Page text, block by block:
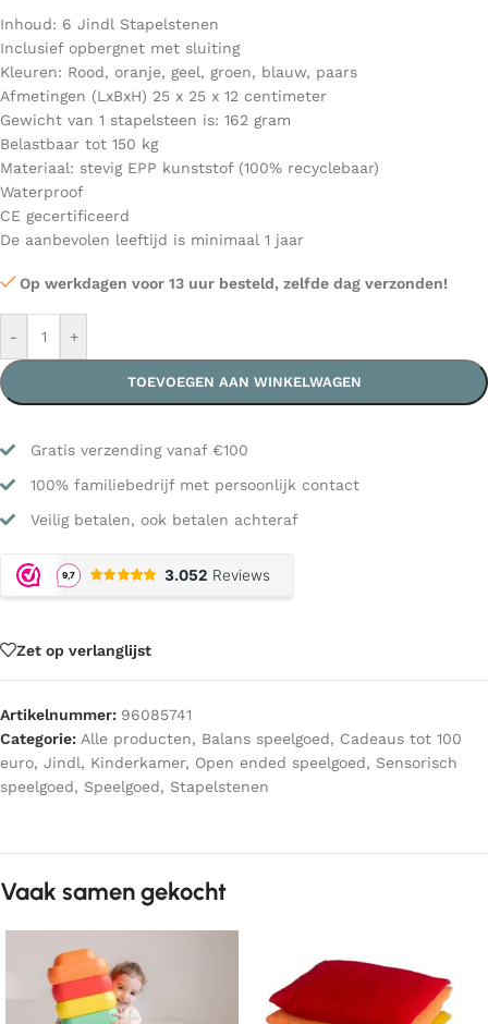
Inhoud: 6 Jindl Stapelstenen
Inclusief opbergnet met sluiting
Kleuren: Rood, oranje, geel, groen, blauw, paars
Afmetingen (LxBxH) 25 x 25 x 12 centimeter
Gewicht van 1 stapelsteen is: 162 gram
Belastbaar tot 150 kg
Materiaal: stevig EPP kunststof (100% recyclebaar)
Waterproof
CE gecertificeerd
De aanbevolen leeftijd is minimaal 1 jaar
Op werkdagen voor 13 uur besteld, zelfde dag verzonden!
- +
TOEVOEGEN AAN WINKELWAGEN
Gratis verzending vanaf €100
100% familiebedrijf met persoonlijk contact
Veilig betalen, ook betalen achteraf
Zet op verlanglijst
Artikelnummer: 96085741
Categorie: Alle producten, Balans speelgoed, Cadeaus tot 100
euro, Jindl, Kinderkamer, Open ended speelgoed, Sensorisch
speelgoed, Speelgoed, Stapelstenen
Vaak samen gekocht